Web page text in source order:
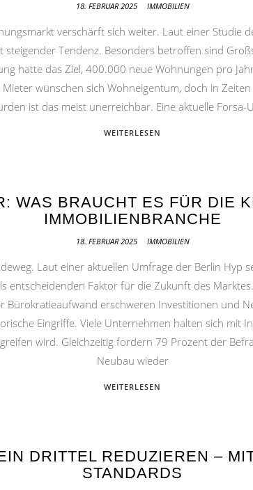
18. FEBRUAR 2025 IMMOBILIEN
verschärft sich weiter. Laut einer Studie
Tendenz. Besonders betroffen sind
hatte das Ziel, 400.000 neue Wohnungen pro
wünschen sich Wohneigentum, doch in
ist das meist unerreichbar. Eine aktuelle Forsa-
WEITERLESEN
WAS BRAUCHT ES FÜR DIE
IMMOBILIENBRANCHE
18. FEBRUAR 2025 IMMOBILIEN
Laut einer aktuellen Umfrage der Berlin Hyp
entscheidenden Faktor für die Zukunft des
Bürokratieaufwand erschweren Investitionen und
Eingriffe. Viele Unternehmen halten sich mit
wird. Gleichzeitig fordern 79 Prozent der
Neubau wieder
WEITERLESEN
DRITTEL REDUZIEREN –
STANDARDS